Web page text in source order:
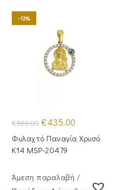
-13%
€500.00 Original
price
was:
€500.00.
€435.00
τιμή
είναι:
Φυλαχτό Παναγία Χρυσό
Κ14 MSP-20479
Άμεση παραλαβή /